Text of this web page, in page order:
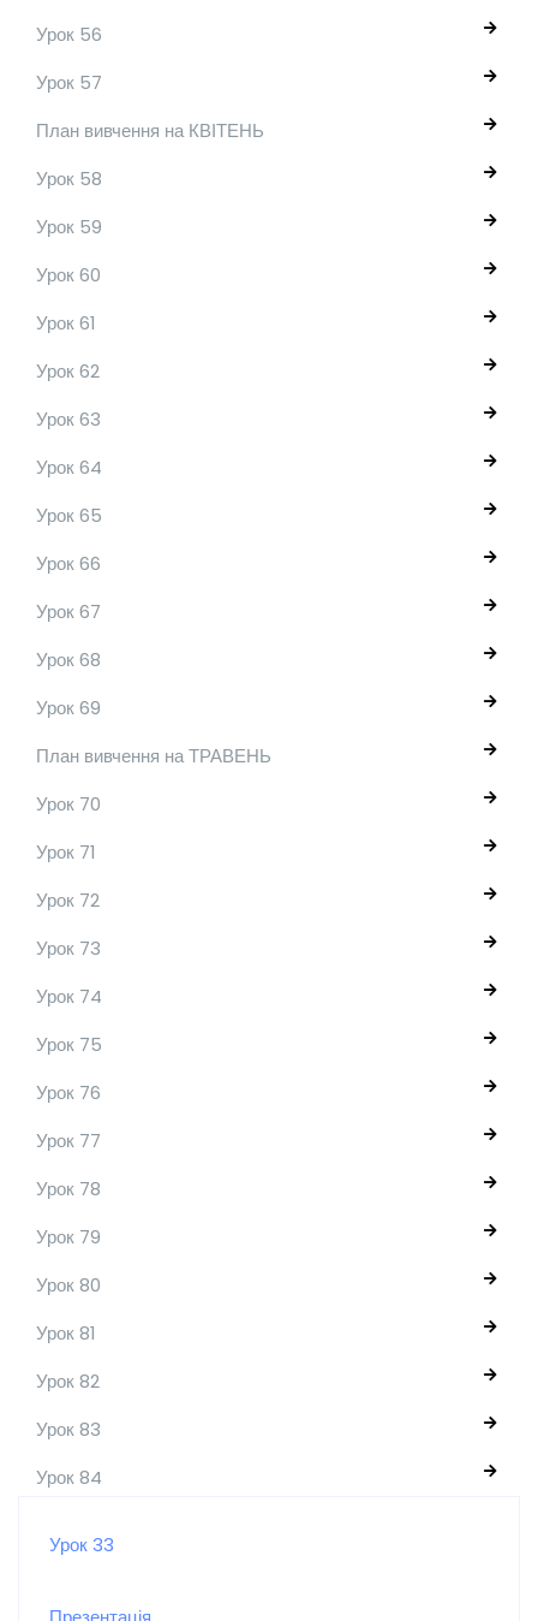
Урок 56
Урок 57
План вивчення на КВІТЕНЬ
Урок 58
Урок 59
Урок 60
Урок 61
Урок 62
Урок 63
Урок 64
Урок 65
Урок 66
Урок 67
Урок 68
Урок 69
План вивчення на ТРАВЕНЬ
Урок 70
Урок 71
Урок 72
Урок 73
Урок 74
Урок 75
Урок 76
Урок 77
Урок 78
Урок 79
Урок 80
Урок 81
Урок 82
Урок 83
Урок 84
Урок 33